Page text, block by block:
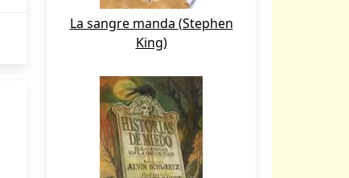
La sangre manda (Stephen
King)